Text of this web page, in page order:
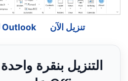
قائمة ميزات Kutools لـ Outlook
تنزيل الآن